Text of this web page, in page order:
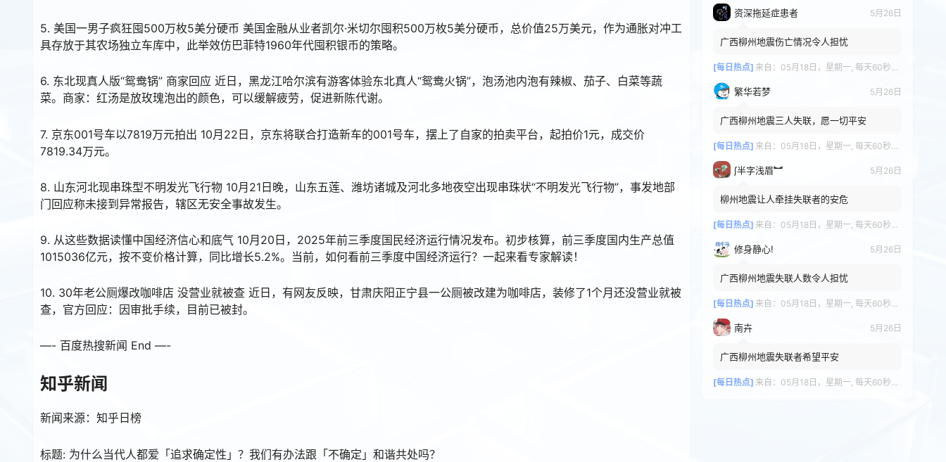
5. 美国一男子疯狂囤500万枚5美分硬币 美国金融从业者凯尔·米切尔囤积500万枚5美分硬币，总价值25万美元，作为通胀对冲工
具存放于其农场独立车库中，此举效仿巴菲特1960年代囤积银币的策略。
6. 东北现真人版“鸳鸯锅” 商家回应 近日，黑龙江哈尔滨有游客体验东北真人“鸳鸯火锅”，泡汤池内泡有辣椒、茄子、白菜等蔬
菜。商家：红汤是放玫瑰泡出的颜色，可以缓解疲劳，促进新陈代谢。
7. 京东001号车以7819万元拍出 10月22日，京东将联合打造新车的001号车，摆上了自家的拍卖平台，起拍价1元，成交价
7819.34万元。
8. 山东河北现串珠型不明发光飞行物 10月21日晚，山东五莲、潍坊诸城及河北多地夜空出现串珠状“不明发光飞行物”，事发地部
门回应称未接到异常报告，辖区无安全事故发生。
9. 从这些数据读懂中国经济信心和底气 10月20日，2025年前三季度国民经济运行情况发布。初步核算，前三季度国内生产总值
1015036亿元，按不变价格计算，同比增长5.2%。当前，如何看前三季度中国经济运行？一起来看专家解读！
10. 30年老公厕爆改咖啡店 没营业就被查 近日，有网友反映，甘肃庆阳正宁县一公厕被改建为咖啡店，装修了1个月还没营业就被
查，官方回应：因审批手续，目前已被封。
—- 百度热搜新闻 End —-
知乎新闻
新闻来源：知乎日榜
标题: 为什么当代人都爱「追求确定性」？我们有办法跟「不确定」和谐共处吗？
资深拖延症患者 5月26日
广西柳州地震伤亡情况令人担忧
[每日热点] 来自： 05月18日，星期一, 每天60秒读懂全世界！
繁华若梦 5月26日
广西柳州地震三人失联，愿一切平安
[每日热点] 来自： 05月18日，星期一, 每天60秒读懂全世界！
∫半字浅眉︼ 5月26日
柳州地震让人牵挂失联者的安危
[每日热点] 来自： 05月18日，星期一, 每天60秒读懂全世界！
修身静心! 5月26日
广西柳州地震失联人数令人担忧
[每日热点] 来自： 05月18日，星期一, 每天60秒读懂全世界！
南卉 5月26日
广西柳州地震失联者希望平安
[每日热点] 来自： 05月18日，星期一, 每天60秒读懂全世界！